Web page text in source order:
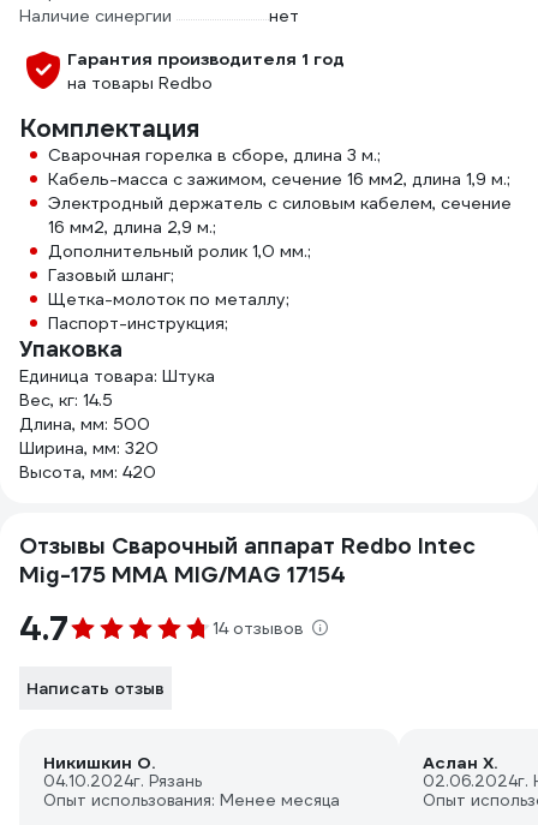
Наличие синергии
нет
Гарантия производителя 1 год
на товары Redbo
Комплектация
Сварочная горелка в сборе, длина 3 м.;
Кабель-масса с зажимом, сечение 16 мм2, длина 1,9 м.;
Электродный держатель с силовым кабелем, сечение
16 мм2, длина 2,9 м.;
Дополнительный ролик 1,0 мм.;
Газовый шланг;
Щетка-молоток по металлу;
Паспорт-инструкция;
Упаковка
Единица товара: Штука
Вес, кг: 14.5
Длина, мм: 500
Ширина, мм: 320
Высота, мм: 420
Отзывы Сварочный аппарат Redbo Intec
Mig-175 MMA MIG/MAG 17154
4.7 14 отзывов
Написать отзыв
Никишкин О.
04.10.2024г. Рязань
Опыт использования: Менее месяца
Аслан Х.
02.06.2024г.
Опыт